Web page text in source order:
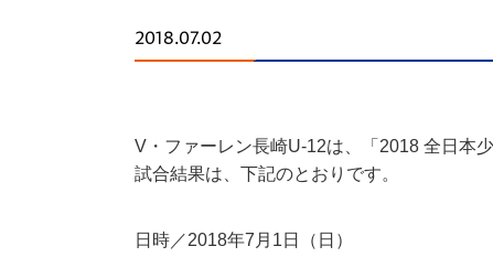
選手プロフィール
マスコット紹介
フォトギャラ
2018.07.02
V・ファーレン長崎U-12は、「2018 全日本
試合結果は、下記のとおりです。
日時／2018年7月1日（日）